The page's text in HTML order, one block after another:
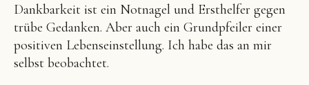
Dankbarkeit ist ein Notnagel und Ersthelfer gegen
trübe Gedanken. Aber auch ein Grundpfeiler einer
positiven Lebenseinstellung. Ich habe das an mir
selbst beobachtet.